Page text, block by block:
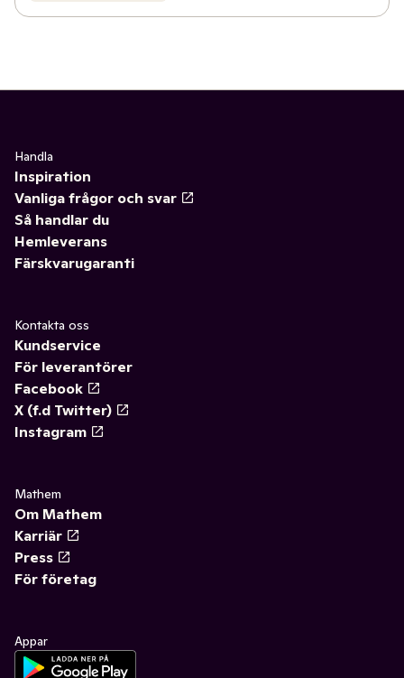
Handla
Inspiration
Vanliga frågor och svar
Så handlar du
Hemleverans
Färskvarugaranti
Kontakta oss
Kundservice
För leverantörer
Facebook
X (f.d Twitter)
Instagram
Mathem
Om Mathem
Karriär
Press
För företag
Appar